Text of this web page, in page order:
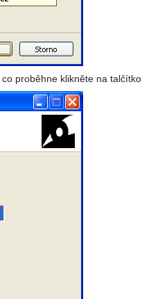
proběhne klikněte na talčítko